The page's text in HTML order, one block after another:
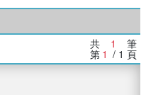
共 1 筆
第 1 / 1 頁